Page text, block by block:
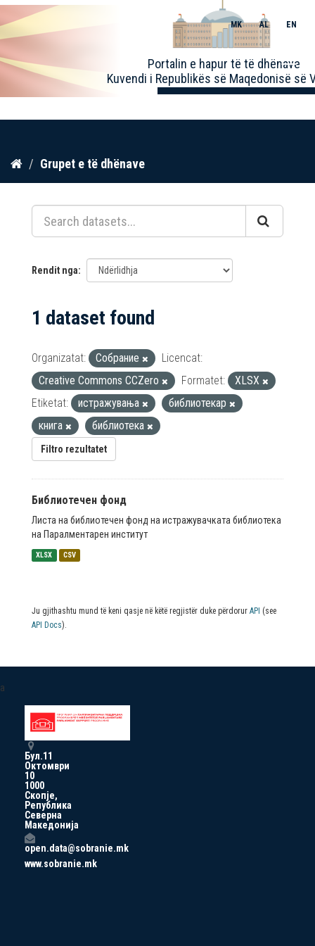
Kalo
përmbajtja
Portalin e hapur të të dhënave
Kuvendi i Republikës së Maqedonisë së
MK AL EN
Toggle
Grupet e të dhënave
Rendit nga
1 dataset found
Organizatat: Собрание
Licencat:
Creative Commons CCZero
Formatet:
XLSX
Etiketat:
истражувања
библиотекар
книга
библиотека
Filtro rezultatet
Библиотечен фонд
Листа на библиотечен фонд на истражувачката библиотека
на Паралментарен институт
XLSX CSV
Ju gjithashtu mund të keni qasje në këtë regjistër duke përdorur API (see
API Docs).
a
Бул.11
Октомври
10
1000
Скопје,
Република
Северна
Македонија
open.data@sobranie.mk
www.sobranie.mk